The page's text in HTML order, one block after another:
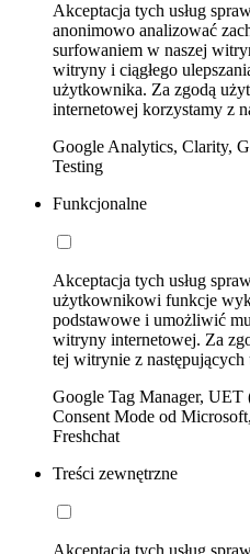
Akceptacja tych usług
anonimowo analizować
surfowaniem w naszej
witryny i ciągłego
użytkownika. Za zgodą
internetowej korzystamy z
Google Analytics, Clarity,
Testing
Funkcjonalne
Akceptacja tych usług
użytkownikowi funkcje
podstawowe i umożliwić
witryny internetowej. Za
tej witrynie z następujących
Google Tag Manager,
Consent Mode od
Freshchat
Treści zewnętrzne